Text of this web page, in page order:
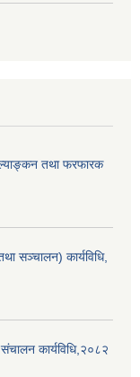
तथा फरफारक
सञ्चालन) कार्यविधि,
कार्यविधि,२०८२